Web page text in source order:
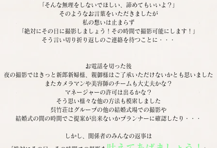
「そんな無理をしないでほしい、諦めてもいいよ？」
そのようなお言葉をいただきましたが
私の想いは止まらず
「絶対にその日に撮影しましょう！その時間で撮影可能にします！」
そう言い切り折り返しのご連絡を待つことに・・・
お電話を切った後
夜の撮影ではきっと新郎新婦様、親御様はご了承いただけないかとも思いました
またカメラマンや美容師のチームも大丈夫かな？
マネージャーの許可は出るかな？
そう思い様々な他の方法も模索しました
呉竹荘はグループの他の結婚式場での撮影や
結婚式の間の時間でご提案が出来ないかプランナーに確認したり・・・
しかし、関係者のみんなの返事は